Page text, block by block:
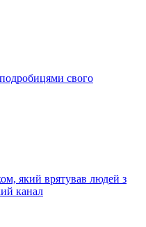
свого
який врятував людей з
канал